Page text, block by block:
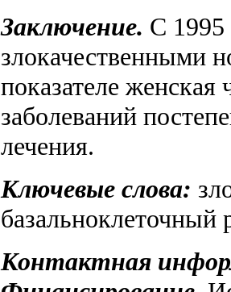
Заключение. С 1995
злокачественными
показателе
заболеваний
лечения.
Ключевые слова:
базальноклеточный
Контактная